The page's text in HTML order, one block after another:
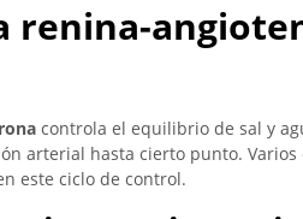
renina-
controla el equilibrio de sal y
arterial hasta cierto punto. Varios
este ciclo de control.